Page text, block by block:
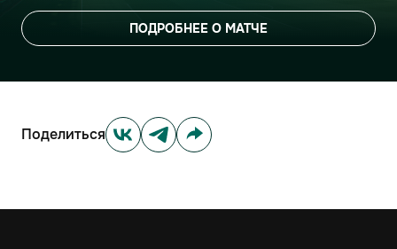
ПОДРОБНЕЕ О МАТЧЕ
Поделиться